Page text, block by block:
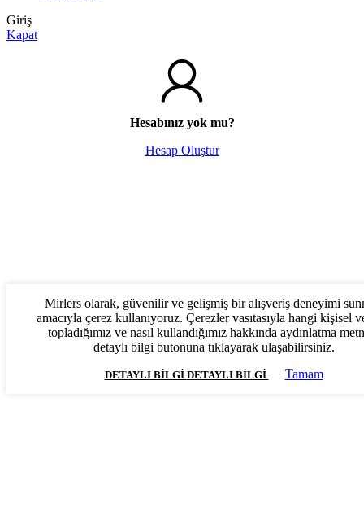
Giriş
Kapat
Hesabınız yok mu?
Hesap Oluştur
Mirlers olarak, güvenilir ve gelişmiş bir alışveriş deneyimi
amacıyla çerez kullanıyoruz. Çerezler vasıtasıyla hangi kişisel
topladığımız ve nasıl kullandığımız hakkında aydınlatma
detaylı bilgi butonuna tıklayarak ulaşabilirsiniz.
DETAYLI BILGI DETAYLI BILGI Tamam